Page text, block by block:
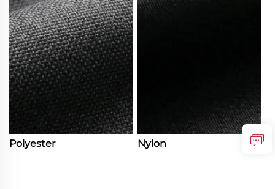
Polyester Nylon